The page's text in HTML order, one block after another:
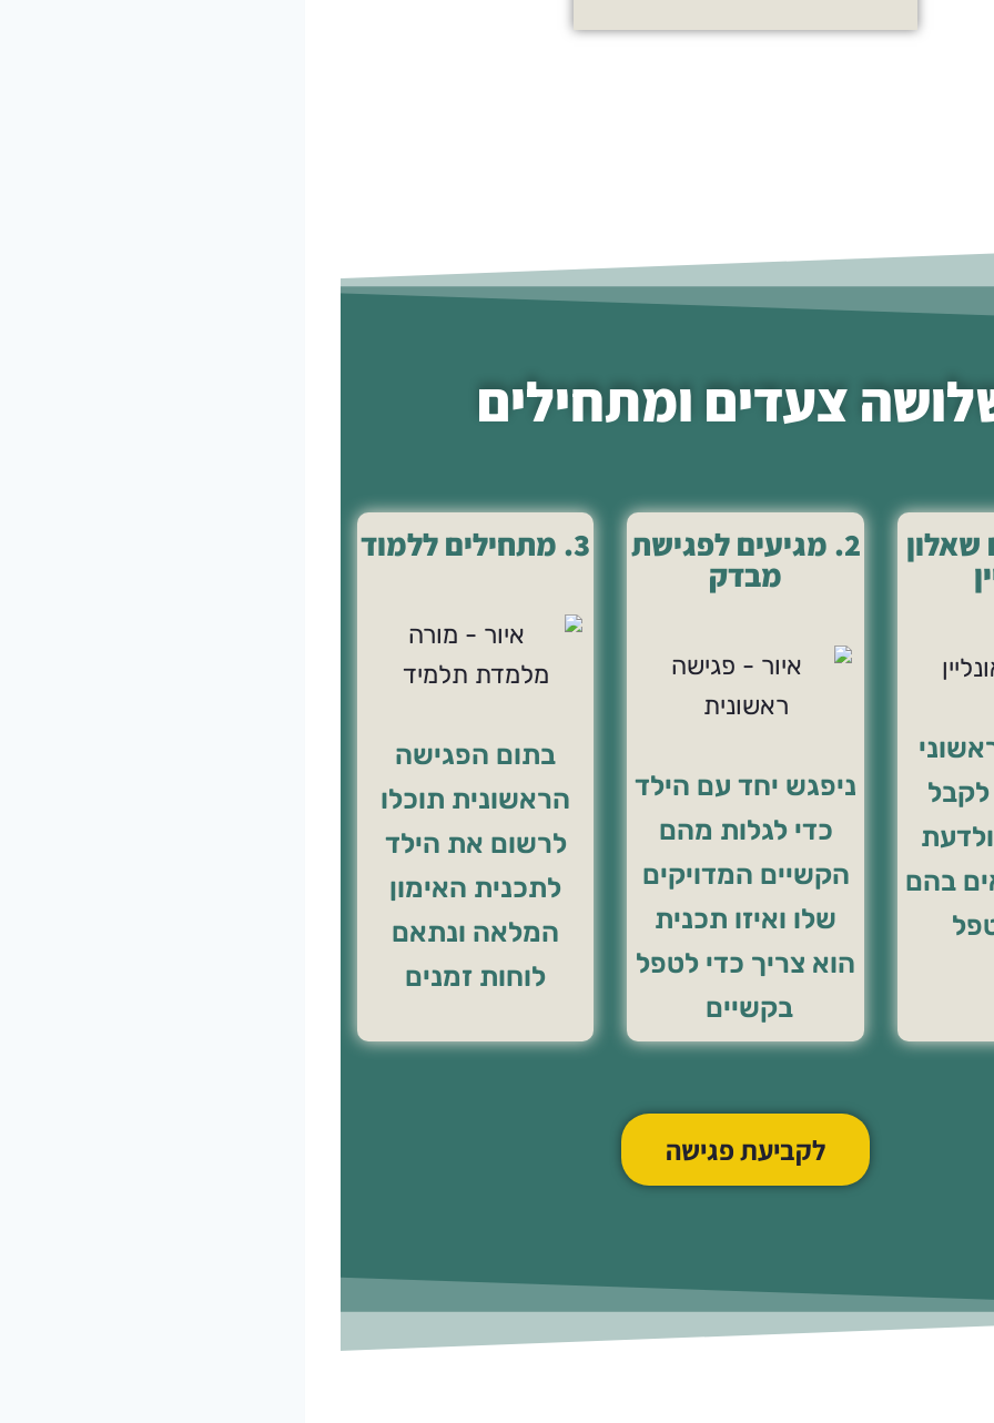
צעדים ומתחילים
שאלון
לקבל
בהם
2. מגיעים לפגישת
מבדק
ניפגש יחד עם הילד
כדי לגלות מהם
הקשיים המדויקים
שלו ואיזו תכנית
הוא צריך כדי לטפל
בקשיים
3. מתחילים ללמוד
בתום הפגישה
הראשונית תוכלו
לרשום את הילד
לתכנית האימון
המלאה ונתאם
לוחות זמנים
לקביעת פגישה